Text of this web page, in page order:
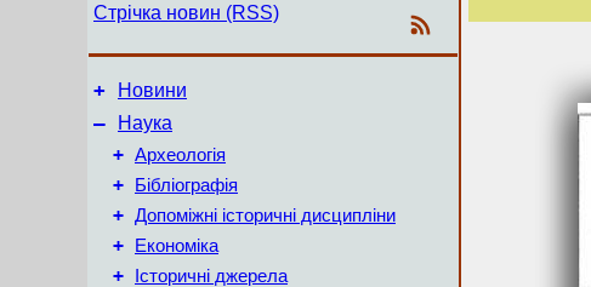
Стрічка новин (RSS)
+ Новини
–
Наука
+ Археологія
+ Бібліографія
+ Допоміжні історичні дисципліни
+ Економіка
+ Історичні джерела